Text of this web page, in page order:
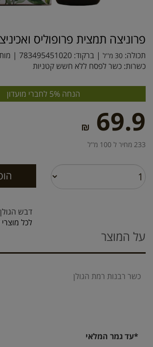
פרוניצה תמצית פרופוליס
תכולה: 30 מ''ל | ברקוד: 783495451020
|
כשרות: כשר לפסח ללא חשש קטניות
הנחה 5% לחברי מועדון
69.9
₪
233 מחיר ל 100 מ''ל
דבש הגולן
לכל
על המוצר
כשר רבנות רמת הגולן
*עד גמר המלאי